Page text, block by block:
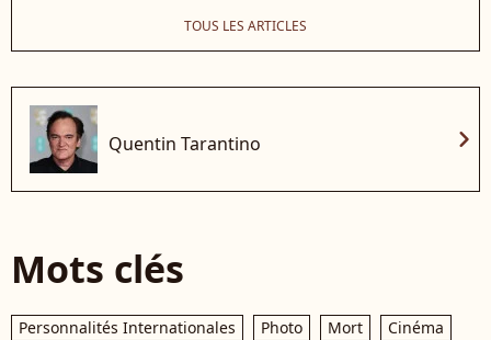
TOUS LES ARTICLES
Quentin Tarantino chevron_right
Mots clés
Personnalités Internationales Photo Mort
Cinéma